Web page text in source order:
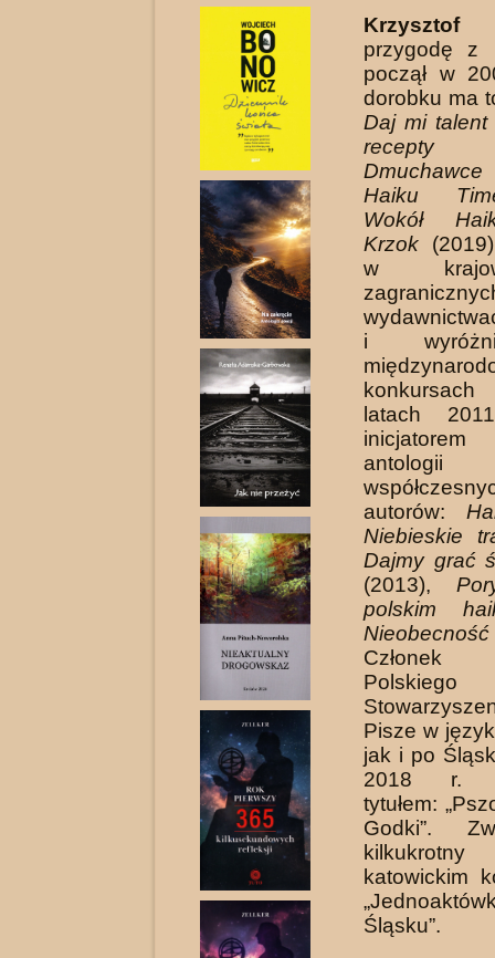
przygodę z
począł w
dorobku ma
Daj mi talent
Dmuchawce
Haiku
Wokół
Krzok
w
i
latach
autorów:
Niebieskie
Dajmy grać
(2013),
polskim
Nieobec­ność
Członek
Polskiego
Pisze w
jak i po
2018 r.
tytułem:
Godki”.
kato­wickim
Śląsku”.